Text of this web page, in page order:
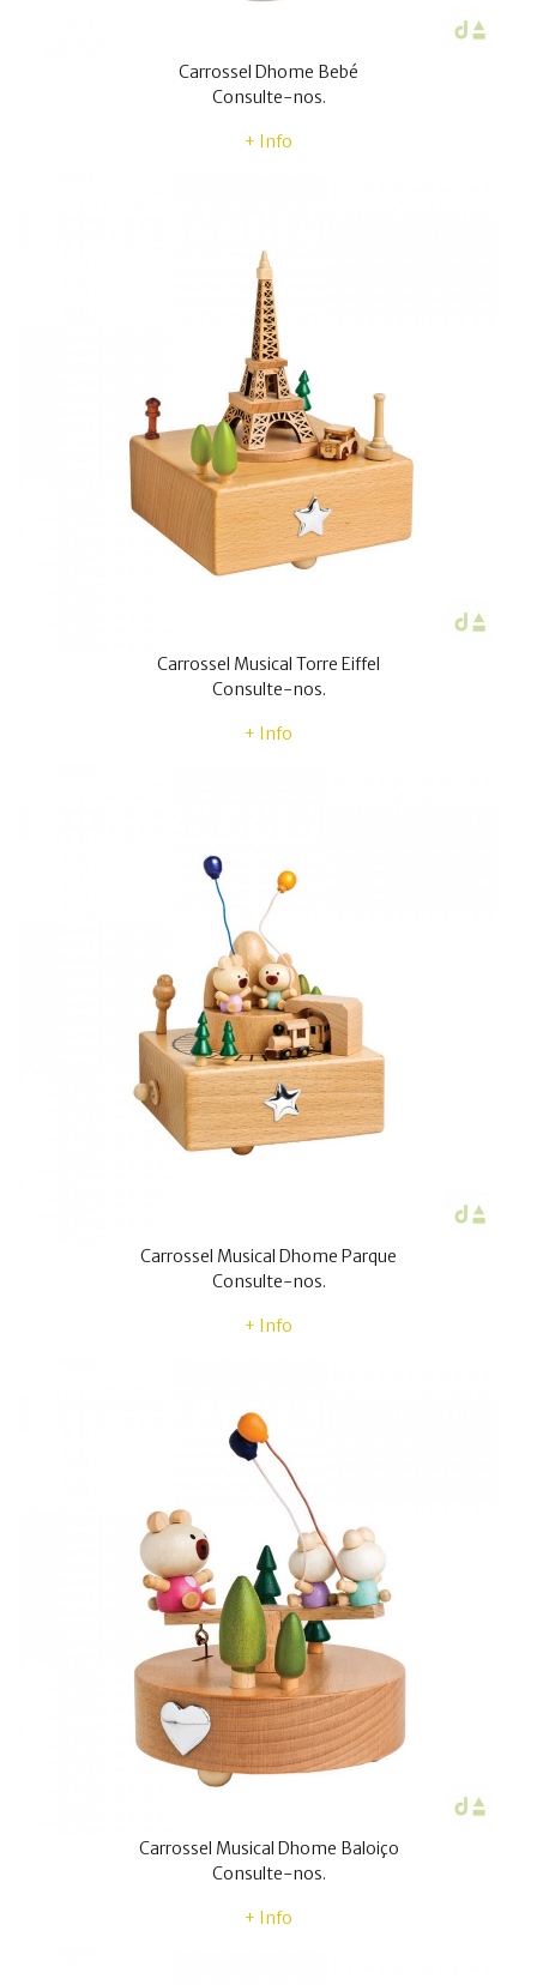
Carrossel Dhome Bebé
Consulte-nos.
+ Info
Carrossel Musical Torre Eiffel
Consulte-nos.
+ Info
Carrossel Musical Dhome Parque
Consulte-nos.
+ Info
Carrossel Musical Dhome Baloiço
Consulte-nos.
+ Info